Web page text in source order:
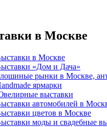
в Москве
в Москве
«Дом и Дача»
рынки в Москве,
ярмарки
выставки
автомобилей в
цветов в Москве
моды и свадебные